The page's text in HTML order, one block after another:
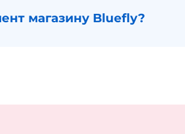
магазину Bluefly?